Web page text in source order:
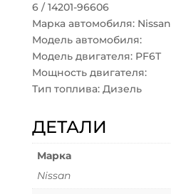
6 / 14201-96606
Марка автомобиля: Nissan
Модель автомобиля:
Модель двигателя: PF6T
Мощность двигателя:
Тип топлива: Дизель
ДЕТАЛИ
Марка
Nissan